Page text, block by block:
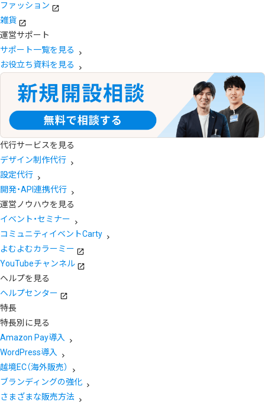
ファッション
雑貨
運営サポート
サポート一覧を見る
お役立ち資料を見る
代行サービスを見る
デザイン制作代行
設定代行
開発・API連携代行
運営ノウハウを見る
イベント・セミナー
コミュニティイベントCarty
よむよむカラーミー
YouTubeチャンネル
ヘルプを見る
ヘルプセンター
特長
特長別に見る
Amazon Pay導入
WordPress導入
越境EC（海外販売）
ブランディングの強化
さまざまな販売方法